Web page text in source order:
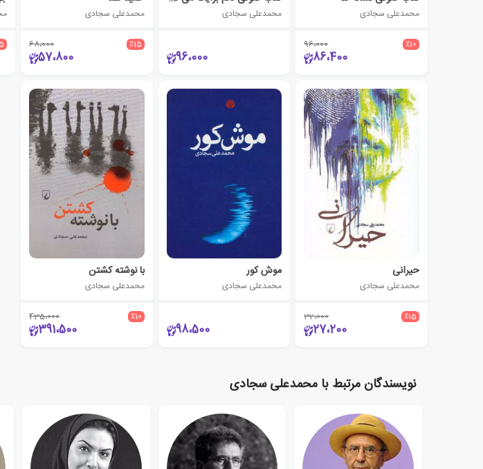
محمدعلی سجادی
٪10 96،000
86،400
محمدعلی سجادی
96،000
محمدعلی سجادی
٪15 68،000
57،800
حیرانی
محمدعلی سجادی
٪15 32،000
27،200
موش کور
محمدعلی سجادی
98،500
با نوشته کشتن
محمدعلی سجادی
٪10 435،000
391،500
نویسندگان مرتبط با محمدعلی سجادی